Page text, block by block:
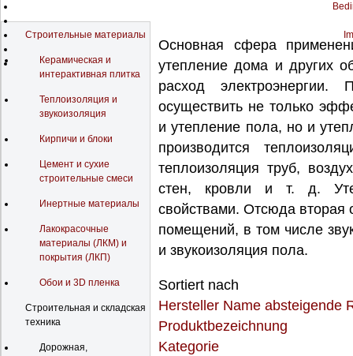
Строительные материалы
Керамическая и
интерактивная плитка
Теплоизоляция и
звукоизоляция
Кирпичи и блоки
Цемент и сухие
строительные смеси
Инертные материалы
Лакокрасочные
материалы (ЛКМ) и
покрытия (ЛКП)
Обои и 3D пленка
Строительная и складская
техника
Дорожная,
Основная сфера
утепление дома и других
расход
осуществить не только
и утепление пола, но и
производится
теплоизоляция труб,
стен, кровли и т. д.
свойствами. Отсюда вторая
помещений, в том числе
и звукоизоляция пола.
Sortiert nach
Hersteller Name absteigende
Produktbezeichnung
Kategorie